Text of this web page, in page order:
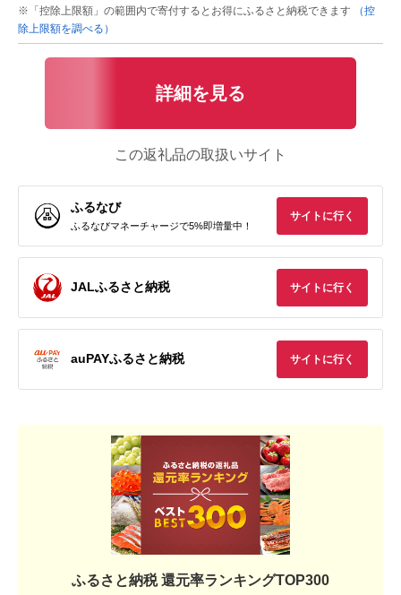
※「控除上限額」の範囲内で寄付するとお得にふるさと納税できます
（控
除上限額を調べる）
詳細を見る
この返礼品の取扱いサイト
ふるなび
ふるなびマネーチャージで5%即増量中！
サイトに行く
JALふるさと納税 サイトに行く
auPAYふるさと納税 サイトに行く
ふるさと納税 還元率ランキングTOP300